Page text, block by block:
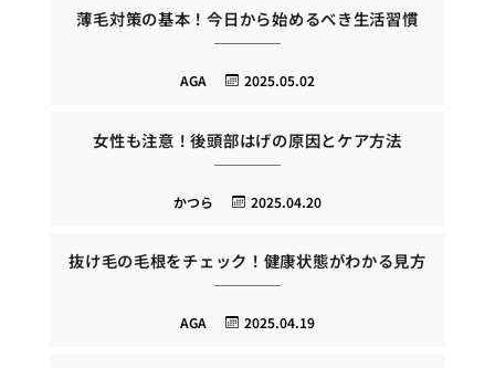
薄毛対策の基本！今日から始めるべき生活習慣
2025.05.02
AGA
女性も注意！後頭部はげの原因とケア方法
2025.04.20
かつら
抜け毛の毛根をチェック！健康状態がわかる見方
2025.04.19
AGA